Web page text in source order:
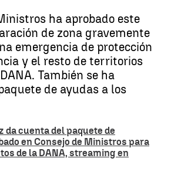
ha aprobado este
de zona gravemente
emergencia de protección
y el resto de territorios
También se ha
de ayudas a los
da cuenta del paquete de
en Consejo de Ministros para
de la DANA, streaming en